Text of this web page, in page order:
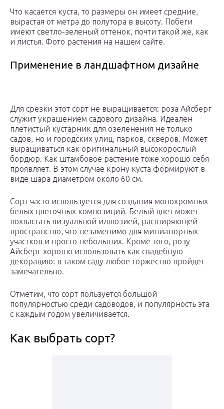
Что касается куста, то размеры он имеет средние,
вырастая от метра до полутора в высоту. Побеги
имеют светло-зеленый оттенок, почти такой же, как
и листья. Фото растения на нашем сайте.
Применение в ландшафтном дизайне
Для срезки этот сорт не выращивается: роза Айсберг
служит украшением садового дизайна. Идеален
плетистый кустарник для озеленения не только
садов, но и городских улиц, парков, скверов. Может
выращиваться как оригинальный высокорослый
бордюр. Как штамбовое растение тоже хорошо себя
проявляет. В этом случае крону куста формируют в
виде шара диаметром около 60 см.
Сорт часто используется для создания монохромных
белых цветочных композиций. Белый цвет может
похвастать визуальной иллюзией, расширяющей
пространство, что незаменимо для миниатюрных
участков и просто небольших. Кроме того, розу
Айсберг хорошо использовать как свадебную
декорацию: в таком саду любое торжество пройдет
замечательно.
Отметим, что сорт пользуется большой
популярностью среди садоводов, и популярность эта
с каждым годом увеличивается.
Как выбрать сорт?